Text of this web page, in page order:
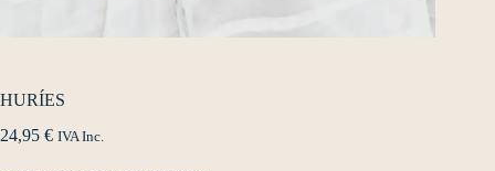
HURÍES
24,95 € IVA Inc.